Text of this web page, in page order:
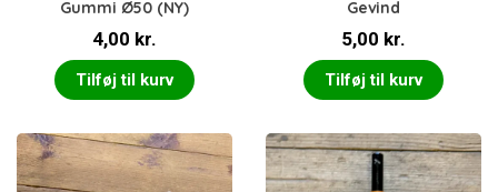
Gummi Ø50 (NY)
4,00 kr.
Tilføj til kurv
Gevind
5,00 kr.
Tilføj til kurv